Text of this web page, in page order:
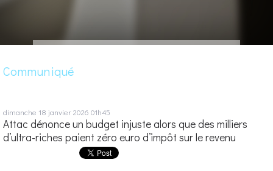
Communiqué
dimanche 18 janvier 2026 01h45
Attac dénonce un budget injuste alors que des milliers
d’ultra-riches paient zéro euro d’impôt sur le revenu